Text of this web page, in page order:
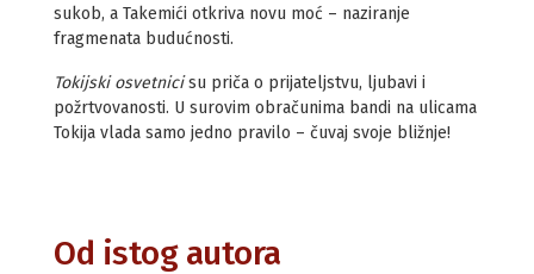
sukob, a Takemići otkriva novu moć – naziranje
fragmenata budućnosti.
Tokijski osvetnicisu priča o prijateljstvu, ljubavi i
požrtvovanosti. U surovim obračunima bandi na ulicama
Tokija vlada samo jedno pravilo – čuvaj svoje bližnje!
Od istog autora